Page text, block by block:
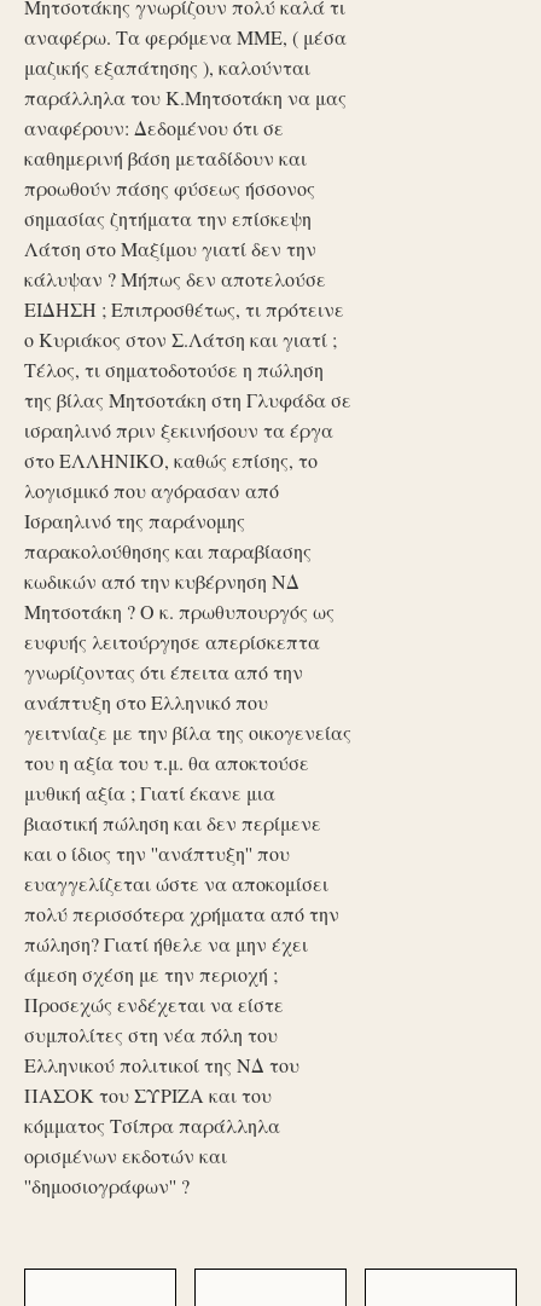
Μητσοτάκης γνωρίζουν πολύ καλά τι
αναφέρω. Τα φερόμενα ΜΜΕ, ( μέσα
μαζικής εξαπάτησης ), καλούνται
παράλληλα του Κ.Μητσοτάκη να μας
αναφέρουν: Δεδομένου ότι σε
καθημερινή βάση μεταδίδουν και
προωθούν πάσης φύσεως ήσσονος
σημασίας ζητήματα την επίσκεψη
Λάτση στο Μαξίμου γιατί δεν την
κάλυψαν ? Μήπως δεν αποτελούσε
ΕΙΔΗΣΗ ; Επιπροσθέτως, τι πρότεινε
ο Κυριάκος στον Σ.Λάτση και γιατί ;
Τέλος, τι σηματοδοτούσε η πώληση
της βίλας Μητσοτάκη στη Γλυφάδα σε
ισραηλινό πριν ξεκινήσουν τα έργα
στο ΕΛΛΗΝΙΚΟ, καθώς επίσης, το
λογισμικό που αγόρασαν από
Ισραηλινό της παράνομης
παρακολούθησης και παραβίασης
κωδικών από την κυβέρνηση ΝΔ
Μητσοτάκη ? Ο κ. πρωθυπουργός ως
ευφυής λειτούργησε απερίσκεπτα
γνωρίζοντας ότι έπειτα από την
ανάπτυξη στο Ελληνικό που
γειτνίαζε με την βίλα της οικογενείας
του η αξία του τ.μ. θα αποκτούσε
μυθική αξία ; Γιατί έκανε μια
βιαστική πώληση και δεν περίμενε
και ο ίδιος την ''ανάπτυξη'' που
ευαγγελίζεται ώστε να αποκομίσει
πολύ περισσότερα χρήματα από την
πώληση? Γιατί ήθελε να μην έχει
άμεση σχέση με την περιοχή ;
Προσεχώς ενδέχεται να είστε
συμπολίτες στη νέα πόλη του
Ελληνικού πολιτικοί της ΝΔ του
ΠΑΣΟΚ του ΣΥΡΙΖΑ και του
κόμματος Τσίπρα παράλληλα
ορισμένων εκδοτών και
''δημοσιογράφων'' ?